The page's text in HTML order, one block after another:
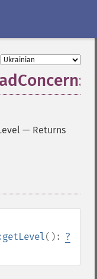
— Returns
(): ?